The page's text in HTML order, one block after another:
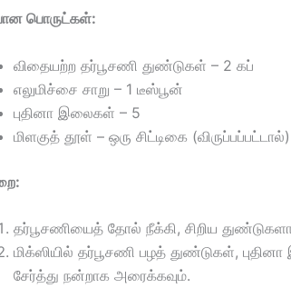
பொருட்கள்:
விதையற்ற தர்பூசணி துண்டுகள் – 2 கப்
எலுமிச்சை சாறு – 1 டீஸ்பூன்
புதினா இலைகள் – 5
மிளகுத் தூள் – ஒரு சிட்டிகை (விருப்பப்பட்டால்)
தர்பூசணியைத் தோல் நீக்கி, சிறிய
மிக்ஸியில் தர்பூசணி பழத் துண்டுகள்,
சேர்த்து நன்றாக அரைக்கவும்.